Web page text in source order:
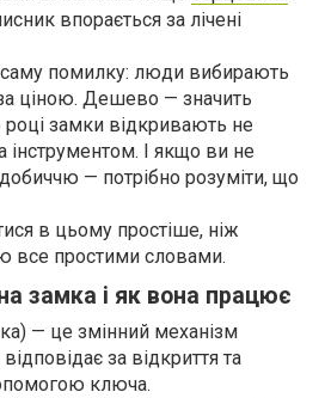
впорається за лічені
саму помилку: люди вибирають
ціною. Дешево — значить
замки відкривають не
інструментом. І якщо ви не
— потрібно розуміти, що
в цьому простіше, ніж
все простими словами.
замка і як вона працює
— це змінний механізм
за відкриття та
ключа.